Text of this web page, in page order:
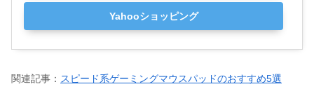
Yahooショッピング
関連記事： スピード系ゲーミングマウスパッドのおすすめ5選